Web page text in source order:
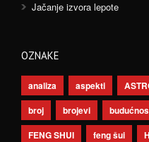
Jačanje izvora lepote
OZNAKE
analiza aspekti
broj
brojevi
FENG SHUI
feng šui